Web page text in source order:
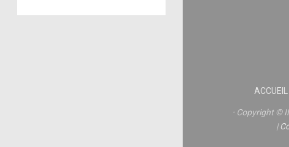
ACCUEIL
Copyright ©
|